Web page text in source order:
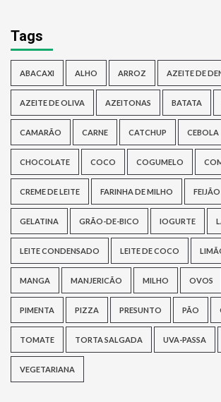
Tags
ABACAXI ALHO ARROZ AZEITE DE
AZEITE DE OLIVA AZEITONAS BATATA
CAMARÃO CARNE CATCHUP CEBOLA
CHOCOLATE COCO COGUMELO
CREME DE LEITE FARINHA DE MILHO FEIJÃO
GELATINA GRÃO-DE-BICO IOGURTE
LEITE CONDENSADO LEITE DE COCO
MANGA MANJERICÃO MILHO OVOS
PIMENTA PIZZA PRESUNTO PÃO
TOMATE TORTA SALGADA UVA-PASSA
VEGETARIANA